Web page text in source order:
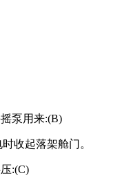
泵用来:(B)
收起落架舱门。
:(C)